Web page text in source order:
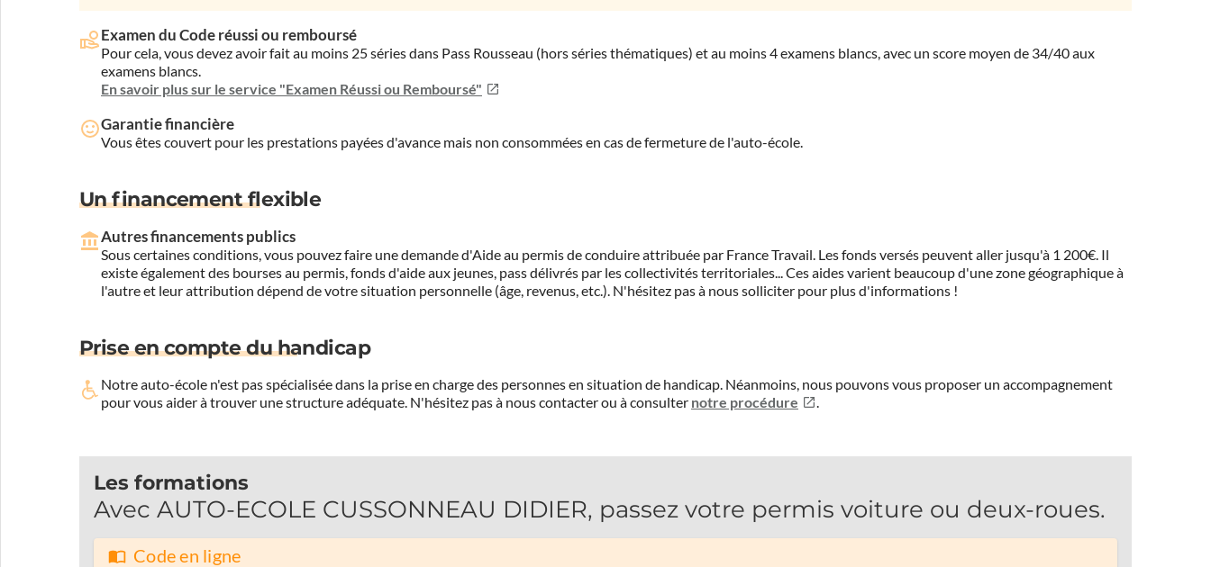
Examen du Code réussi ou remboursé
Pour cela, vous devez avoir fait au moins 25 séries dans Pass Rousseau (hors séries thématiques) et au moins 4 examens blancs, avec un score moyen de 34/40 aux
examens blancs.
En savoir plus sur le service "Examen Réussi ou Remboursé"
Garantie financière
Vous êtes couvert pour les prestations payées d'avance mais non consommées en cas de fermeture de l'auto-école.
Un financement flexible
Autres financements publics
Sous certaines conditions, vous pouvez faire une demande d'Aide au permis de conduire attribuée par France Travail. Les fonds versés peuvent aller jusqu'à 1 200€. Il
existe également des bourses au permis, fonds d'aide aux jeunes, pass délivrés par les collectivités territoriales... Ces aides varient beaucoup d'une zone géographique à
l'autre et leur attribution dépend de votre situation personnelle (âge, revenus, etc.). N'hésitez pas à nous solliciter pour plus d'informations !
Prise en compte du handicap
Notre auto-école n'est pas spécialisée dans la prise en charge des personnes en situation de handicap. Néanmoins, nous pouvons vous proposer un accompagnement
pour vous aider à trouver une structure adéquate. N'hésitez pas à nous contacter ou à consulter notre procédure .
Les formations
Avec AUTO-ECOLE CUSSONNEAU DIDIER, passez votre permis voiture ou deux-roues.
Code en ligne